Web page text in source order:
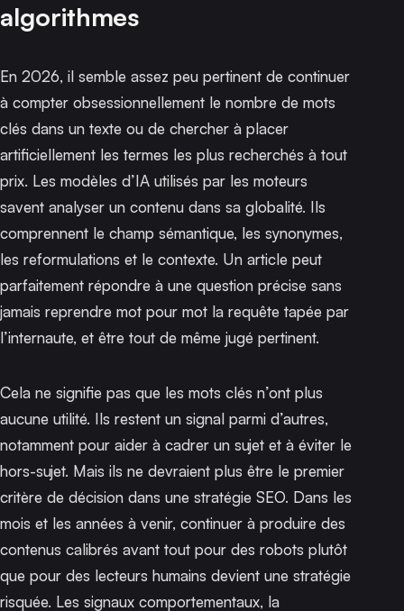
algorithmes
En 2026, il semble assez peu pertinent de continuer
à compter obsessionnellement le nombre de mots
clés dans un texte ou de chercher à placer
artificiellement les termes les plus recherchés à tout
prix. Les modèles d’IA utilisés par les moteurs
savent analyser un contenu dans sa globalité. Ils
comprennent le champ sémantique, les synonymes,
les reformulations et le contexte. Un article peut
parfaitement répondre à une question précise sans
jamais reprendre mot pour mot la requête tapée par
l’internaute, et être tout de même jugé pertinent.
Cela ne signifie pas que les mots clés n’ont plus
aucune utilité. Ils restent un signal parmi d’autres,
notamment pour aider à cadrer un sujet et à éviter le
hors-sujet. Mais ils ne devraient plus être le premier
critère de décision dans une stratégie SEO. Dans les
mois et les années à venir, continuer à produire des
contenus calibrés avant tout pour des robots plutôt
que pour des lecteurs humains devient une stratégie
risquée. Les signaux comportementaux, la